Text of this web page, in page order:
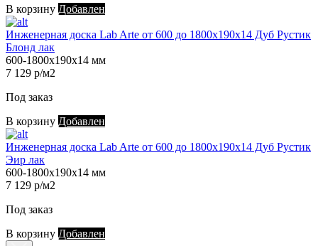
В корзину Добавлен
Инженерная доска Lab Arte от 600 до 1800х190х14 Дуб Рустик
Блонд лак
600-1800х190х14 мм
7 129 р/м2
Под заказ
В корзину Добавлен
Инженерная доска Lab Arte от 600 до 1800х190х14 Дуб Рустик
Эир лак
600-1800х190х14 мм
7 129 р/м2
Под заказ
В корзину Добавлен